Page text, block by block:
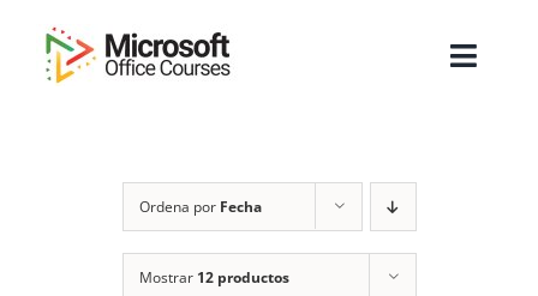
contenido
Sobre Nosotros
Cursos
Ordena por Fecha
Mostrar 12 productos